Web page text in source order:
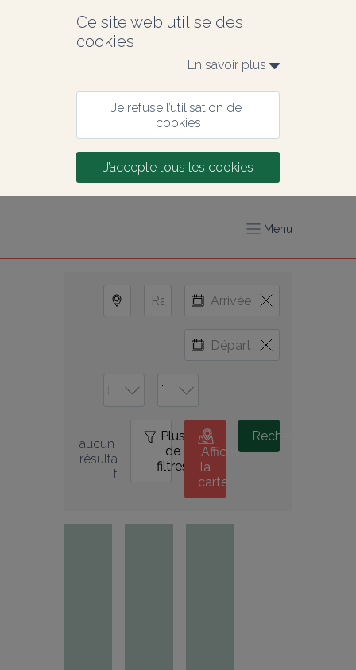
Ce site web utilise des
cookies
En savoir plus
Je refuse l’utilisation de
cookies
J’accepte tous les cookies
Menu
aucun
résulta
t
Plus
de
filtres
Afficher
la
carte
Rechercher